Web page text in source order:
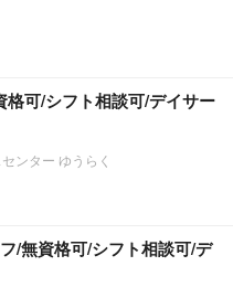
格可/シフト相談可/デイサー
ンター ゆうらく
/無資格可/シフト相談可/デ